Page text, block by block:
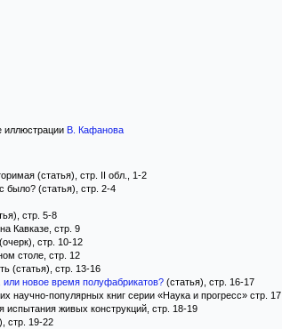
иллюстрации В. Кафанова
(статья), стр. II обл., 1-2
было? (статья), стр. 2-4
стр. 5-8
Кавказе, стр. 9
(очерк), стр. 10-12
столе, стр. 12
(статья), стр. 13-16
или новое время полуфабрикатов? (статья), стр. 16-17
научно-популярных книг серии «Наука и прогресс» стр. 17
живых конструкций, стр. 18-19
стр. 19-22